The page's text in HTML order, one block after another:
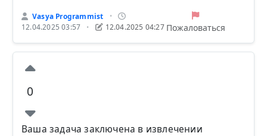
Vasya Programmist •
12.04.2025 03:57 • 12.04.2025 04:27 Пожаловаться
0
Ваша задача заключена в извлечении